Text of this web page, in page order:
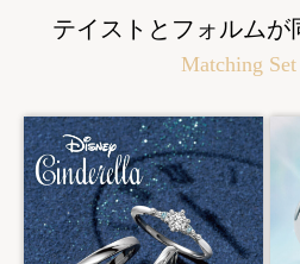
テイストとフォルム
Matching